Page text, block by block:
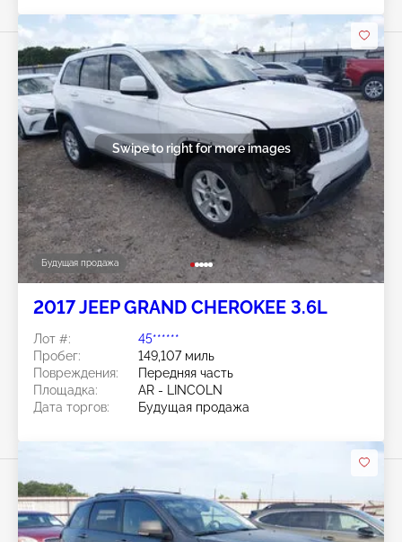
Будущая продажа
Swipe to right for more images
2017 JEEP GRAND CHEROKEE 3.6L
Лот #:
45******
Пробег:
149,107 миль
Повреждения:
Передняя часть
Площадка:
AR - LINCOLN
Дата торгов:
Будущая продажа